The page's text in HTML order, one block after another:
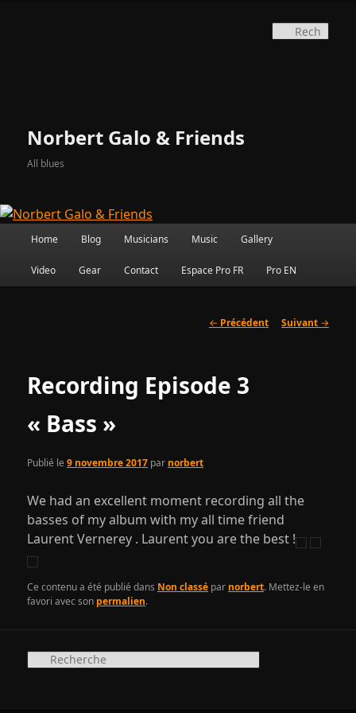
Norbert Galo & Friends
All blues
Menu
Home Blog Musicians Music Gallery
Video Gear Contact Espace Pro FR Pro EN
Navigation
← Précédent Suivant →
Recording Episode 3
« Bass »
Publié le9 novembre 2017 par norbert
We had an excellent moment recording all the
basses of my album with my all time friend
Laurent Vernerey . Laurent you are the best !
Ce contenu a été publié dans Non classé par norbert. Mettez-le en
favori avec son permalien.
e